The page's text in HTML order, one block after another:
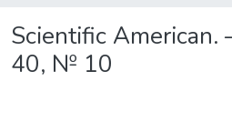
Scientific American.
40, № 10